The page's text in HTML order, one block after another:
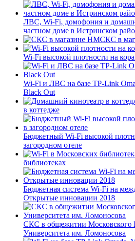
ЛВС, Wi-Fi, домофония и
частном доме в Истринском
СКС в
Wi-Fi высокой плотности на
Wi-Fi и ЛВС на базе TP-Link
Black Out
в коттедже
Бюджетный Wi-Fi высокой
загородном отеле
библиотеках
Бюджетная система Wi-Fi на
Открытые инновации 2018
СКС в общежитии Московского
Университета им. Ломоносова